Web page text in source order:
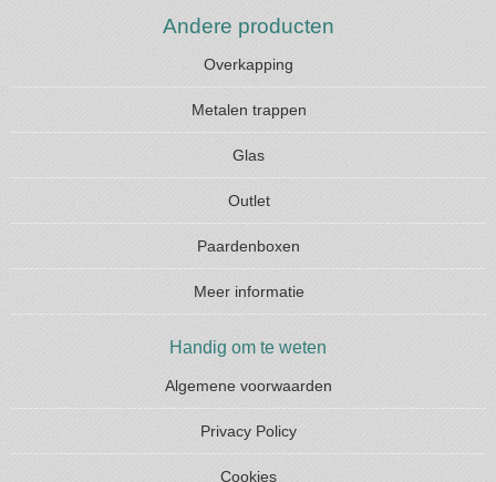
Andere producten
Overkapping
Metalen trappen
Glas
Outlet
Paardenboxen
Meer informatie
Handig om te weten
Algemene voorwaarden
Privacy Policy
Cookies